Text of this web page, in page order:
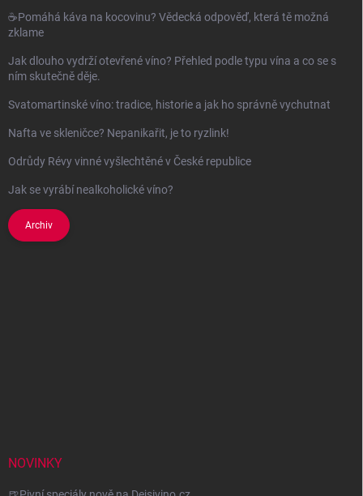
☕Pomáhá káva na kocovinu? Vědecká odpověď, která tě možná
zklame
Jak dlouho vydrží otevřené víno? Přehled podle typu vína a co se s
ním skutečně děje.
Svatomartinské víno: tradice, historie a jak ho správně vychutnat
Nafta ve skleničce? Nepanikařit, je to ryzlink!
Odrůdy Révy vinné vyšlechtěné v České republice
Jak se vyrábí nealkoholické víno?
Archiv
NOVINKY